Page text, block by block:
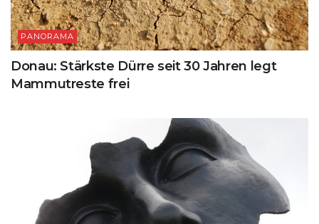
PANORAMA
Donau: Stärkste Dürre seit 30 Jahren legt
Mammutreste frei